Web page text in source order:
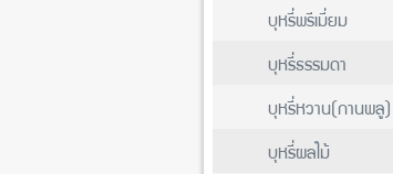
บุหรี่พรีเมี่ยม
บุหรี่ธรรมดา
บุหรี่หวาน(กานพลู)
บุหรี่ผลไม้